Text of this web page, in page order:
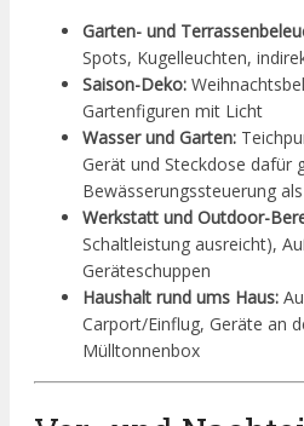
Garten- und
Spots, Kugelleuchten,
Saison-Deko:
Gartenfiguren mit Licht
Wasser und Garten:
Gerät und Steckdose dafür
Bewässerungssteuerung
Werkstatt und Outdoor-
Schaltleistung ausreicht),
Geräteschuppen
Haushalt rund ums Haus:
Carport/Einflug, Geräte an
Mülltonnenbox